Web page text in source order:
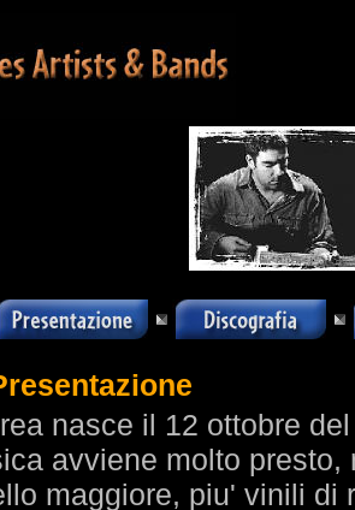
nasce il 12 ottobre
avviene molto
maggiore, piu' vinili di